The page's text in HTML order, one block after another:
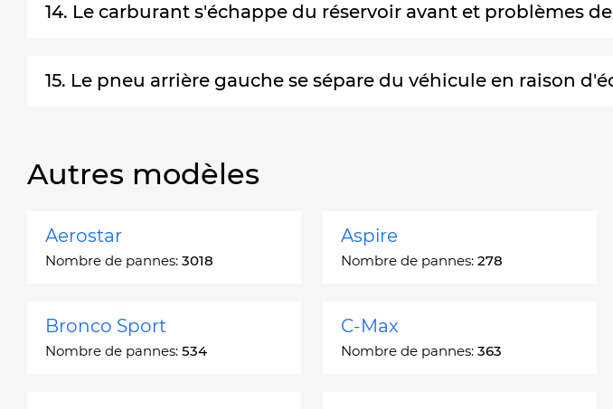
14. Le carburant s'échappe du réservoir avant et problèmes
15. Le pneu arrière gauche se sépare du véhicule en raison
Autres modèles
Aerostar
Nombre de pannes: 3018
Aspire
Nombre de pannes: 278
Bronco Sport
Nombre de pannes: 534
C-Max
Nombre de pannes: 363